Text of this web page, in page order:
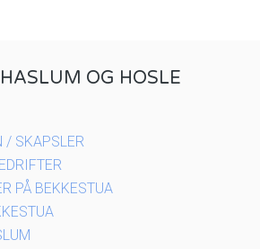
OG HOSLE
/ SKAPSLER
PÅ BEKKESTUA